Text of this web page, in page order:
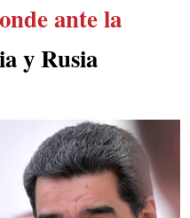
ante la
y Rusia